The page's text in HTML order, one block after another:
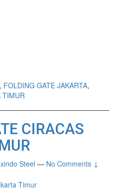
, FOLDING GATE JAKARTA,
TIMUR
CIRACAS
Steel — No Comments ↓